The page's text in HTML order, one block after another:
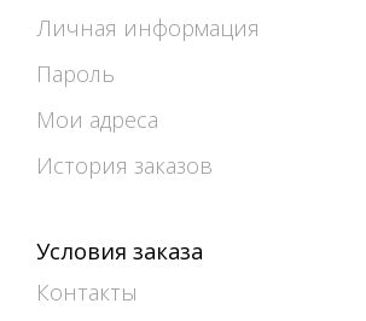
Личная информация
Пароль
Мои адреса
История заказов
Условия заказа
Контакты